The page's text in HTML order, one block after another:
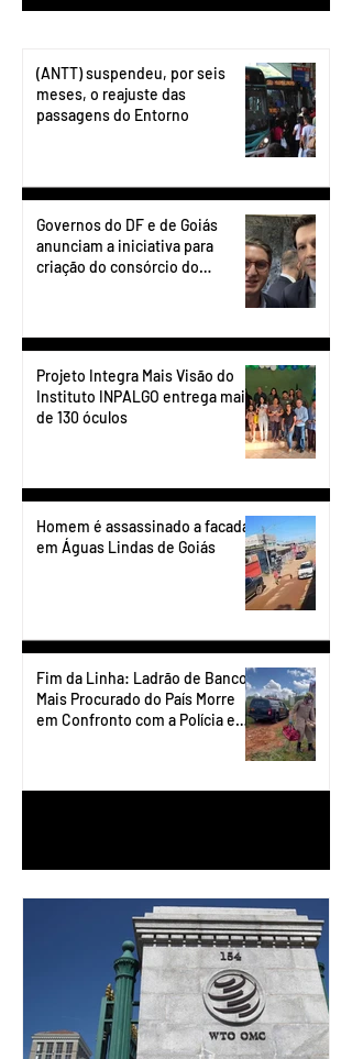
(ANTT) suspendeu, por seis
meses, o reajuste das
passagens do Entorno
Governos do DF e de Goiás
anunciam a iniciativa para
criação do consórcio do
Projeto Integra Mais Visão do
Instituto INPALGO entrega mais
de 130 óculos
Homem é assassinado a facadas
em Águas Lindas de Goiás
Fim da Linha: Ladrão de Banco
Mais Procurado do País Morre
em Confronto com a Polícia em